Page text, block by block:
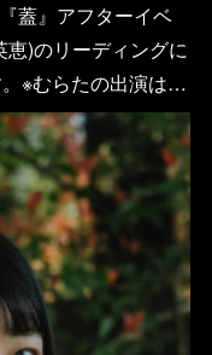
蓋』アフターイベ
)のリーディングに
※むらたの出演は…